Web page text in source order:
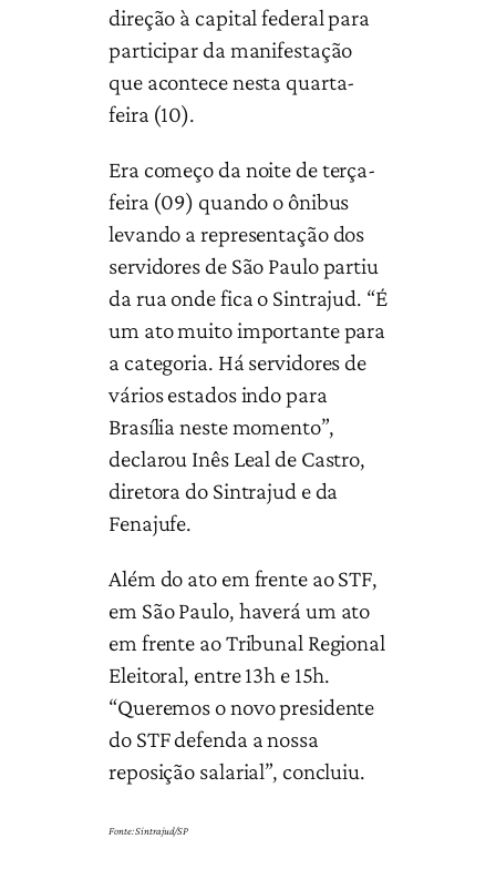
direção à capital federal para
participar da manifestação
que acontece nesta quarta-
feira (10).
Era começo da noite de terça-
feira (09) quando o ônibus
levando a representação dos
servidores de São Paulo partiu
da rua onde fica o Sintrajud. “É
um ato muito importante para
a categoria. Há servidores de
vários estados indo para
Brasília neste momento”,
declarou Inês Leal de Castro,
diretora do Sintrajud e da
Fenajufe.
Além do ato em frente ao STF,
em São Paulo, haverá um ato
em frente ao Tribunal Regional
Eleitoral, entre 13h e 15h.
“Queremos o novo presidente
do STF defenda a nossa
reposição salarial”, concluiu.
Fonte: Sintrajud/SP